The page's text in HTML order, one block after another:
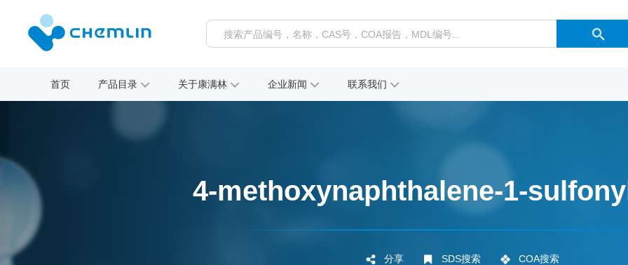
首页 产品目录 关于康满林 企业新闻 联系我们
4-methoxynaphthalene-1-
分享 SDS搜索 COA搜索